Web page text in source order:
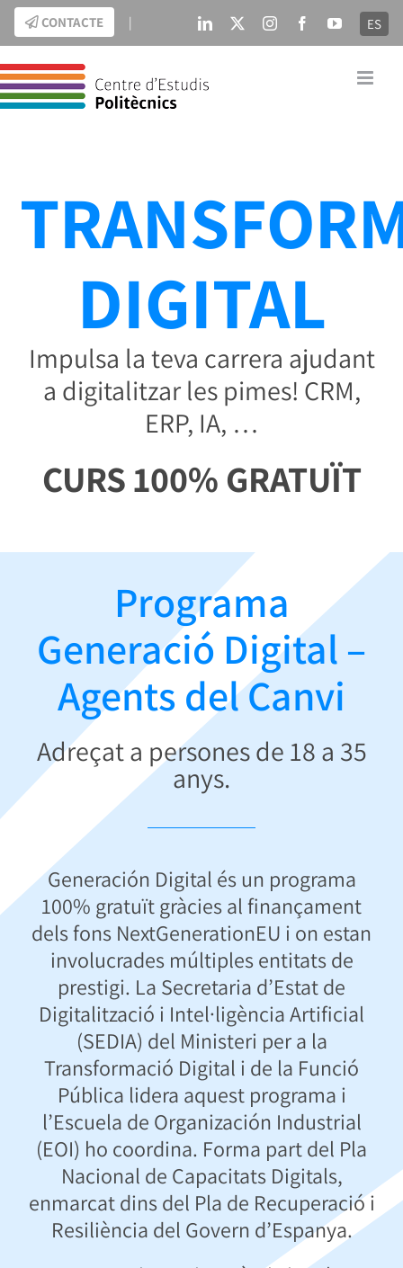
Skip
content
CONTACTE | LinkedIn InstagramFacebookYouTube
ES
DIGITAL
Impulsa la teva carrera ajudant
a digitalitzar les pimes! CRM,
ERP, IA, …
CURS 100% GRATUÏT
Programa
Generació Digital –
Agents del Canvi
Adreçat a persones de 18 a 35
anys.
Generación Digital és un programa
100% gratuït gràcies al finançament
dels fons NextGenerationEU i on estan
involucrades múltiples entitats de
prestigi. La Secretaria d’Estat de
Digitalització i Intel·ligència Artificial
(SEDIA) del Ministeri per a la
Transformació Digital i de la Funció
Pública lidera aquest programa i
l’Escuela de Organización Industrial
(EOI) ho coordina. Forma part del Pla
Nacional de Capacitats Digitals,
enmarcat dins del Pla de Recuperació i
Resiliència del Govern d’Espanya.